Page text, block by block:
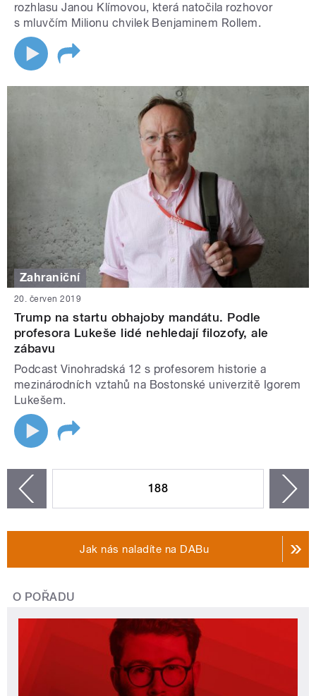
rozhlasu Janou Klímovou, která natočila rozhovor
s mluvčím Milionu chvilek Benjaminem Rollem.
Zahraniční
20. červen 2019
Trump na startu obhajoby mandátu. Podle
profesora Lukeše lidé nehledají filozofy, ale
zábavu
Podcast Vinohradská 12 s profesorem historie a
mezinárodních vztahů na Bostonské univerzitě Igorem
Lukešem.
188
Jak nás naladíte na DABu
O POŘADU